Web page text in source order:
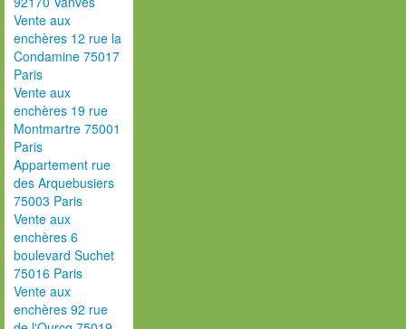
Vente aux
enchères 12 rue la
Condamine 75017
Paris
Vente aux
enchères 19 rue
Montmartre 75001
Paris
Appartement rue
des Arquebusiers
75003 Paris
Vente aux
enchères 6
boulevard Suchet
75016 Paris
Vente aux
enchères 92 rue